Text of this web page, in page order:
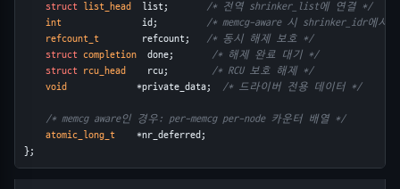
struct list_head
  list;
/* 전역 shrinker_list에 연결 */
int
               id;
/* memcg-aware 시 shrinker_idr에서
refcount_t
        refcount;
/* 동시 해제 보호 */
struct completion
  done;
/* 해제 완료 대기 */
struct rcu_head
    rcu;
/* RCU 보호 해제 */
void
             *private_data;
/* 드라이버 전용 데이터 */
/* memcg aware인 경우: per-memcg per-node 카운터 배열 */
atomic_long_t
    *nr_deferred;
};